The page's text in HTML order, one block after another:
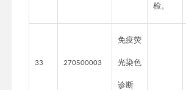
检。
33 270500003
免疫荧
光染色
诊断